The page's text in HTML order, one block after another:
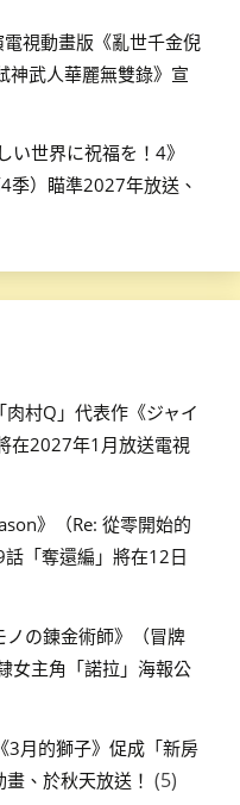
視動畫版《亂世千金倪
神武人華麗無雙錄》宣
世界に祝福を！4》
季）瞄準2027年放送、
村Q」代表作《ジャイ
在2027年1月放送電視
》（Re: 從零開始的
「奪還編」將在12日
の錬金術師》（冒牌
女主角「諾拉」海報公
3月的獅子》促成「新房
、於秋天放送！ (5)